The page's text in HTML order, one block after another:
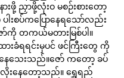
ဖို့ ညှာဖို့လုံးဝ မစဉ်းစားတော့
ါးစပ်ကပြောနေရသော်လည်း
ကို တကယ်မတားမြစ်ပါ။
းခံရရင်းမှပင် ဖင်ကြီးတွေ ကို
ေသေးသည်။ဇော် ကတော့ ခပ်
လိုးနေတော့သည်။ ရွှေရည်